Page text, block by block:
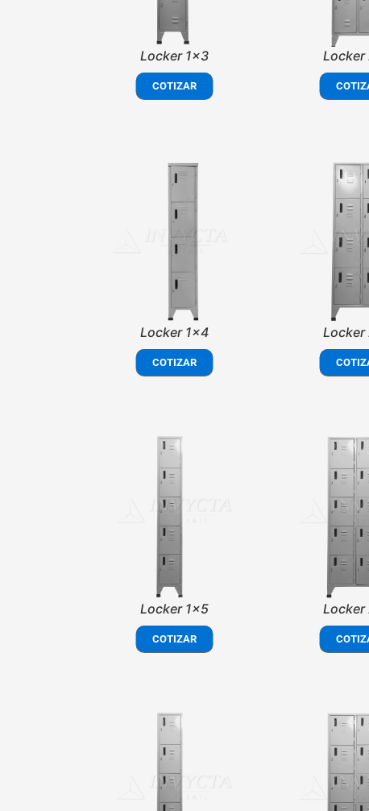
Locker 1x3
COTIZAR
Locker
Locker 1x4
COTIZAR
Locker
Locker 1x5
COTIZAR
Locker